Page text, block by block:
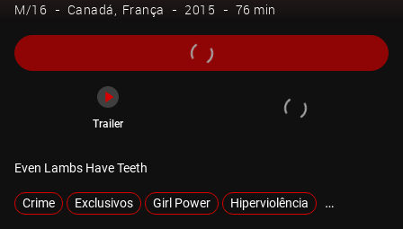
M/16 Canadá França 2015 76 min
Trailer
Even Lambs Have Teeth
Crime Exclusivos Girl Power Hiperviolência Raptados